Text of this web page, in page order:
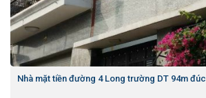
Nhà mặt tiền đường 4 Long trường DT 94m